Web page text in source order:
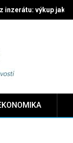
inzerátu: výkup jako